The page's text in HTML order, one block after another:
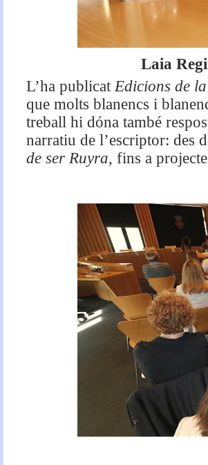
Laia
L’ha publicat Edicions de
que molts blanencs i
treball hi dóna també
narratiu de l’escriptor: des
de ser Ruyra, fins a